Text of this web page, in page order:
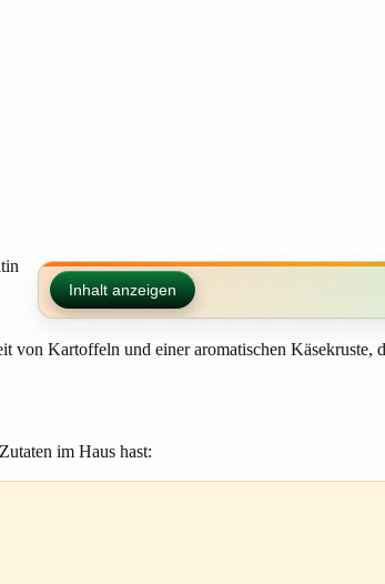
Inhalt anzeigen
Kartoffeln und einer aromatischen Käsekruste,
im Haus hast: